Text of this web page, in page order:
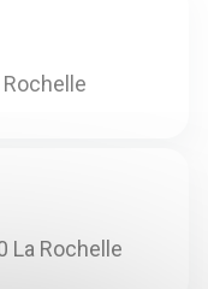
Rochelle
La Rochelle